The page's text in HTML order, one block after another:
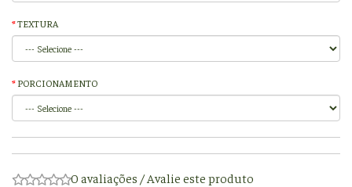
TEXTURA
PORCIONAMENTO
0 avaliações /Avalie este produto